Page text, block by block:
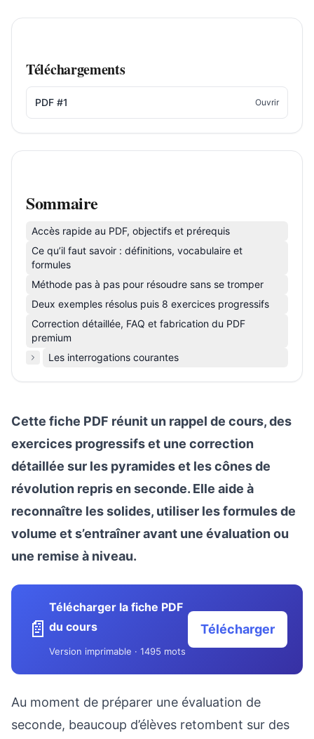
Téléchargements
PDF #1 Ouvrir
Sommaire
Accès rapide au PDF, objectifs et prérequis
Ce qu’il faut savoir : définitions, vocabulaire et
formules
Méthode pas à pas pour résoudre sans se tromper
Deux exemples résolus puis 8 exercices progressifs
Correction détaillée, FAQ et fabrication du PDF
premium
Les interrogations courantes
Cette fiche PDF réunit un rappel de cours, des
exercices progressifs et une correction
détaillée sur les pyramides et les cônes de
révolution repris en seconde. Elle aide à
reconnaître les solides, utiliser les formules de
volume et s’entraîner avant une évaluation ou
une remise à niveau.
📄
Télécharger la fiche PDF
du cours
Version imprimable · 1495 mots
Télécharger
Au moment de préparer une évaluation de
seconde, beaucoup d’élèves retombent sur des